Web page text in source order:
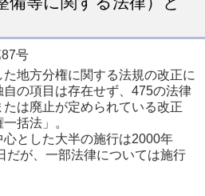
号
地方分権に関する法規の改正に
の項目は存在せず、475の法律
は廃止が定められている改正
括法」。
とした大半の施行は2000年
だが、一部法律については施行